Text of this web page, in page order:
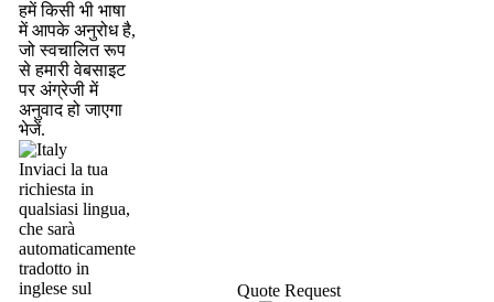
हमें किसी भी भाषा
में आपके अनुरोध है,
जो स्वचालित रूप
से हमारी वेबसाइट
पर अंग्रेजी में
अनुवाद हो जाएगा
भेजें.
Inviaci la tua
richiesta in
qualsiasi lingua,
che sarà
automaticamente
tradotto in
inglese sul
Quote Request